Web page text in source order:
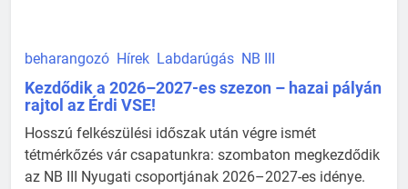
beharangozó Hírek Labdarúgás NB III
Kezdődik a 2026–2027-es szezon – hazai pályán
rajtol az Érdi VSE!
Hosszú felkészülési időszak után végre ismét
tétmérkőzés vár csapatunkra: szombaton megkezdődik
az NB III Nyugati csoportjának 2026–2027-es idénye.